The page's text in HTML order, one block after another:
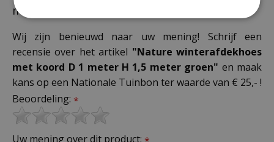
meter groen"
Wij zijn benieuwd naar uw mening! Schrijf een
recensie over het artikel "Nature winterafdekhoes
met koord D 1 meter H 1,5 meter groen" en maak
kans op een Nationale Tuinbon ter waarde van € 25,- !
Beoordeling: *
Uw mening over dit product: